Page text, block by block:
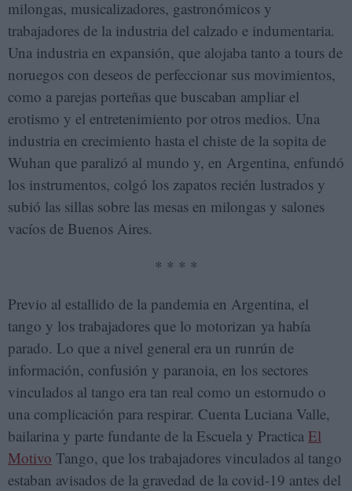
milongas, musicalizadores, gastronómicos y
trabajadores de la industria del calzado e indumentaria.
Una industria en expansión, que alojaba tanto a tours de
noruegos con deseos de perfeccionar sus movimientos,
como a parejas porteñas que buscaban ampliar el
erotismo y el entretenimiento por otros medios. Una
industria en crecimiento hasta el chiste de la sopita de
Wuhan que paralizó al mundo y, en Argentina, enfundó
los instrumentos, colgó los zapatos recién lustrados y
subió las sillas sobre las mesas en milongas y salones
vacíos de Buenos Aires.
* * * *
Previo al estallido de la pandemia en Argentina, el
tango y los trabajadores que lo motorizan ya había
parado. Lo que a nivel general era un runrún de
información, confusión y paranoia, en los sectores
vinculados al tango era tan real como un estornudo o
una complicación para respirar. Cuenta Luciana Valle,
bailarina y parte fundante de la Escuela y Practica El
Motivo Tango, que los trabajadores vinculados al tango
estaban avisados de la gravedad de la covid-19 antes del